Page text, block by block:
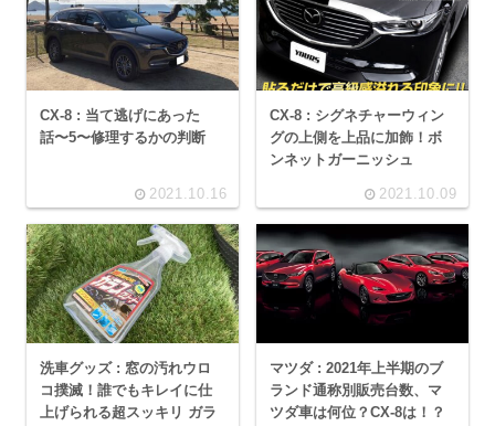
CX-8 : 当て逃げにあった
話〜5〜修理するかの判断
2021.10.16
CX-8 : シグネチャーウィン
グの上側を上品に加飾！ボ
ンネットガーニッシュ
2021.10.09
洗車グッズ : 窓の汚れウロ
コ撲滅！誰でもキレイに仕
上げられる超スッキリ ガラ
マツダ : 2021年上半期のブ
ランド通称別販売台数、マ
ツダ車は何位？CX-8は！？